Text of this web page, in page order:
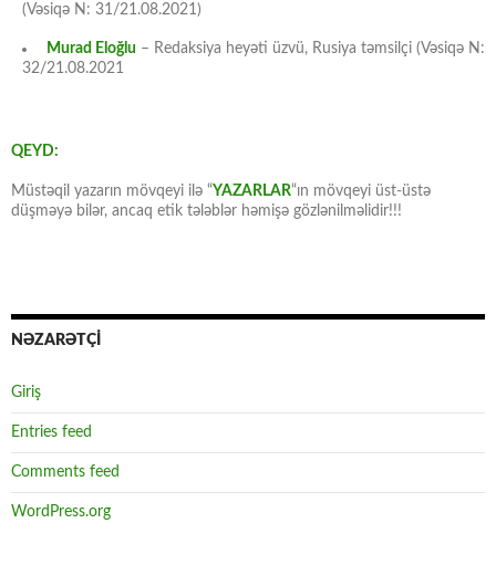
(Vəsiqə N: 31/21.08.2021)
Murad Eloğlu – Redaksiya heyəti üzvü, Rusiya təmsilçi (Vəsiqə N:
32/21.08.2021
QEYD:
Müstəqil yazarın mövqeyi ilə “YAZARLAR“ın mövqeyi üst-üstə
düşməyə bilər, ancaq etik tələblər həmişə gözlənilməlidir!!!
NƏZARƏTÇİ
Giriş
Entries feed
Comments feed
WordPress.org